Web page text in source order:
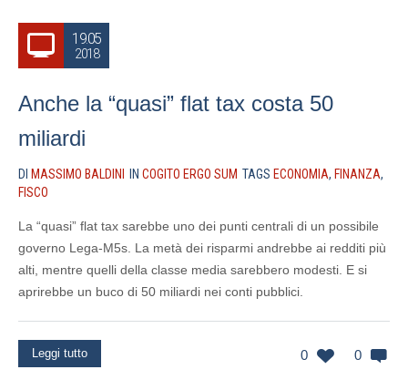
19.05
2018
Anche la “quasi” flat tax costa 50
miliardi
DI MASSIMO BALDINI IN COGITO ERGO SUM TAGS ECONOMIA, FINANZA,
FISCO
La “quasi” flat tax sarebbe uno dei punti centrali di un possibile
governo Lega-M5s. La metà dei risparmi andrebbe ai redditi più
alti, mentre quelli della classe media sarebbero modesti. E si
aprirebbe un buco di 50 miliardi nei conti pubblici.
0 0
Leggi tutto